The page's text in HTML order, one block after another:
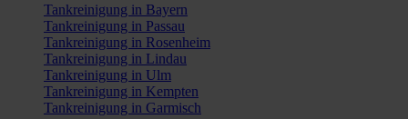
Tankreinigung in Bayern
Tankreinigung in Passau
Tankreinigung in Rosenheim
Tankreinigung in Lindau
Tankreinigung in Ulm
Tankreinigung in Kempten
Tankreinigung in Garmisch